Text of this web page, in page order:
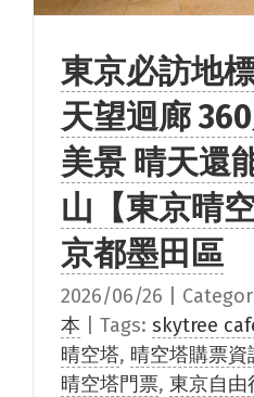
東京必訪地
天望迴廊
美景 晴天還
山【東京晴
京都墨田區
2026/06/26
本
Tags: skytree
晴空塔, 晴空塔購票資
晴空塔門票, 東京自由